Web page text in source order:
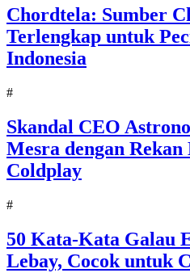
Chordtela: Sumber
Terlengkap untuk
Indonesia
#
Skandal CEO
Mesra dengan
Coldplay
#
50 Kata-Kata Galau
Lebay, Cocok untuk